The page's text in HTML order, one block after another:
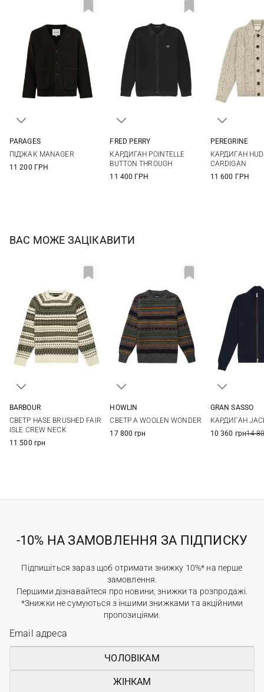
PARAGES
ПІДЖАК MANAGER
11 200 ГРН
FRED PERRY
КАРДИГАН POINTELLE
BUTTON THROUGH
11 400 ГРН
PEREGRINE
КАРДИГАН
CARDIGAN
11 600 ГРН
ВАС МОЖЕ ЗАЦІКАВИТИ
BARBOUR
СВЕТР HASE BRUSHED FAIR
ISLE CREW NECK
11 500 грн
HOWLIN
СВЕТР A WOOLEN WONDER
17 800 грн
GRAN SASSO
КАРДИГАН
10 360 грн14
-10% НА ЗАМОВЛЕННЯ ЗА ПІДПИСКУ
Підпишіться зараз щоб отримати знижку 10%* на перше
замовлення.
Першими дізнавайтеся про новини, знижки та розпродажі.
*Знижки не сумуються з іншими знижками та акційними
пропозиціями.
ЧОЛОВІКАМ
ЖІНКАМ